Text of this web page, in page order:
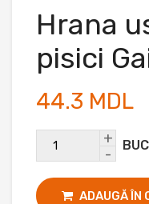
Hrana
pisici
44.3 MDL
+
-
BUC
ADAUGĂ ÎN